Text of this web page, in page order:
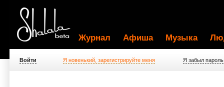
Журнал Афиша Музыка
Войти Я новенький, зарегистрируйте меня Я забыл пароль